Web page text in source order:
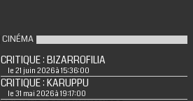
CINÉMA
CRITIQUE : BIZARROFILIA
le 21 juin 2026 à 15:36:00
CRITIQUE : KARUPPU
le 31 mai 2026 à 19:17:00